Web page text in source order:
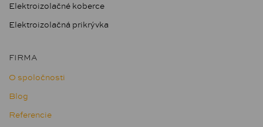
Elektroizolačné koberce
Elektroizolačná prikrývka
FIRMA
O spoločnosti
Blog
Referencie